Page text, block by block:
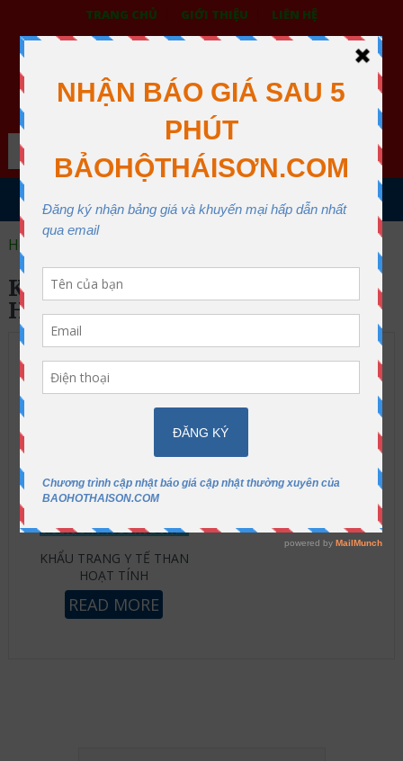
TRANG CHỦ GIỚI THIỆU LIÊN HỆ
BẢO HỘ LAO ĐỘNG THÁI SƠN
XƯỞNG MAY THÁI SƠN QUẬN 12
Search
MENU
Home
KHẨU TRANG Y TẾ THAN
HOẠT TÍNH
KHẨU TRANG Y TẾ THAN
HOẠT TÍNH
READ MORE